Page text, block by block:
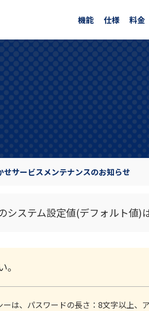
機能 仕様 料金
サービスメンテナンスのお知らせ
システム設定値(デフォルト値)
は、パスワードの長さ：8文字以上、